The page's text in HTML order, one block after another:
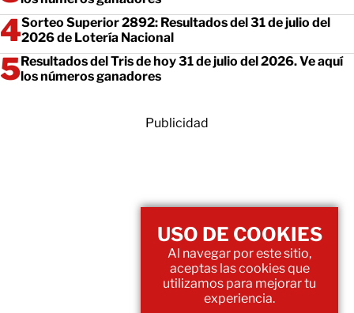
Sorteo Superior 2892: Resultados del 31 de julio del
2026 de Lotería Nacional
Resultados del Tris de hoy 31 de julio del 2026. Ve aquí
los números ganadores
Publicidad
USO DE COOKIES
Al navegar por este sitio,
aceptas las cookies que
utilizamos para mejorar tu
experiencia.